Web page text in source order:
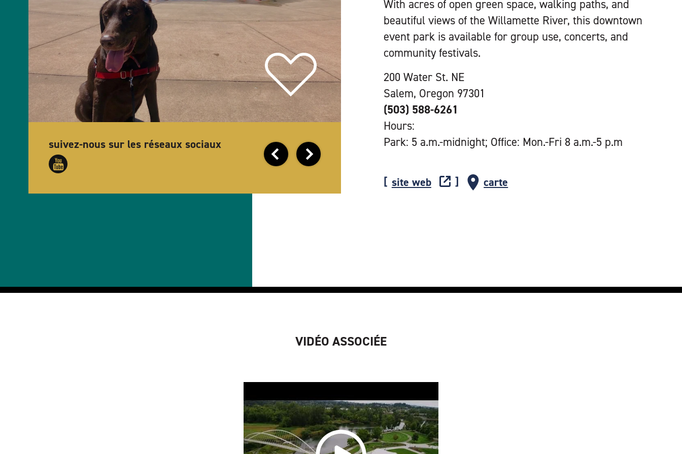
With acres of open green space, walking paths, and
beautiful views of the Willamette River, this downtown
event park is available for group use, concerts, and
community festivals.
200 Water St. NE
Salem, Oregon 97301
(503) 588-6261
Hours:
Park: 5 a.m.-midnight; Office: Mon.-Fri 8 a.m.-5 p.m
site web carte
suivez-nous sur les réseaux sociaux
VIDÉO ASSOCIÉE